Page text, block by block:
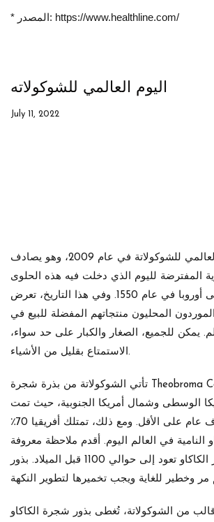
* المصدر: https://www.healthline.com/
اليوم العالمي للشوكولاته
July 11, 2022
تأسس اليوم العالمي للشوكولاتة في عام 2009، وهو يصادف
المفترضة لليوم الذي دخلت فيه هذه الحلوى
الشهيرة لأول مرة إلى أوروبا في عام 1550. وفي هذا التاريخ، تعرض
المحليون منتجاتهم المفضلة للبيع في
يمكن للجميع، الصغار والكبار على حد سواء،
الاستمتاع بقليل من الأشياء.
تأتي الشوكولاتة من بذرة شجرة Theobroma Cacao. ينمو الكاكاو
الوسطى وشمال أمريكا الجنوبية، حيث تمت
زراعته منذ ثلاثة آلاف عام على الأقل. ومع ذلك، تمتلك أفريقيا 70٪
النامية في العالم اليوم. أقدم ملاحظة معروفة
لاستخدام بذور الكاكاو تعود إلى حوالي 1100 قبل الميلاد. بذور
من الشوكولاتة، تُغطى بذور شجرة الكاكاو